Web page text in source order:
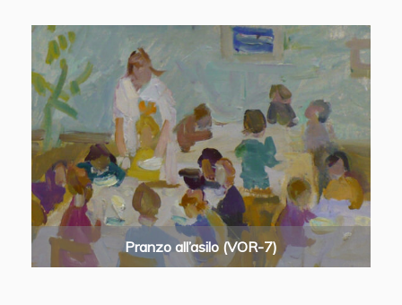
Pranzo all’asilo (VOR-7)